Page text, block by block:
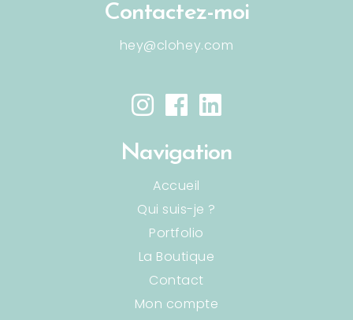
Contactez-moi
hey@clohey.com
Navigation
Accueil
Qui suis-je ?
Portfolio
La Boutique
Contact
Mon compte